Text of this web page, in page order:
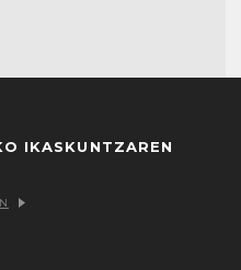
IKASKUNTZAREN